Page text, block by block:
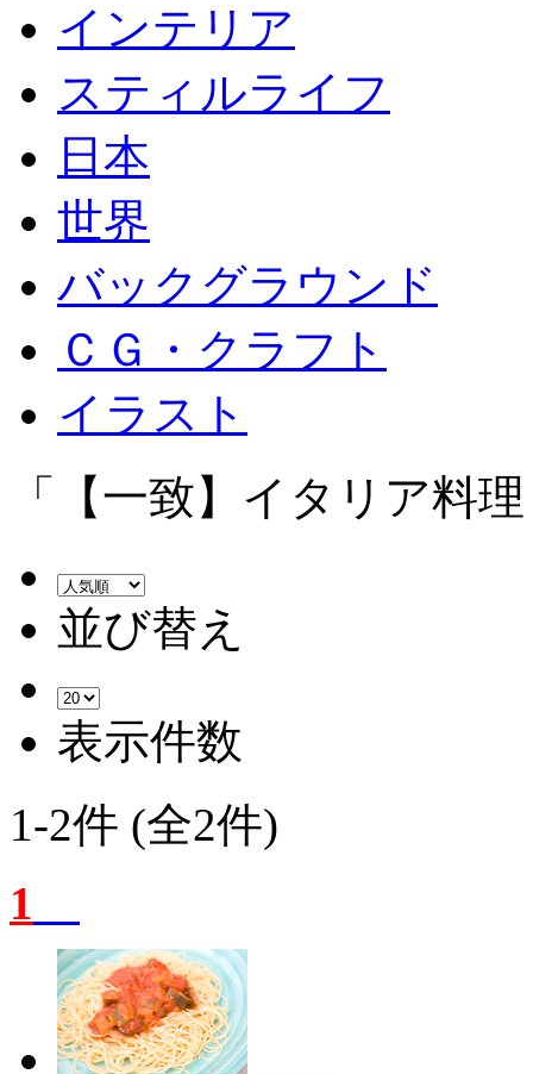
インテリア
スティルライフ
日本
世界
バックグラウンド
ＣＧ・クラフト
イラスト
「【一致】イタリア料
並び替え
表示件数
1-2件 (全2件)
1